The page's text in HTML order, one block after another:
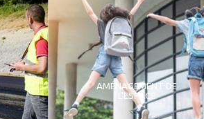
AMÉNAGEMENT DE
L'ESPACE